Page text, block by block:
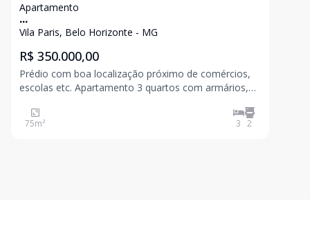
Apartamento
...
Vila Paris, Belo Horizonte - MG
R$ 350.000,00
Prédio com boa localização próximo de comércios,
escolas etc. Apartamento 3 quartos com armários,
armário, área de serviço e banheiro de empregada.
Obs.: Somente 02 lances de escada, com guarita de
75m² 3 2